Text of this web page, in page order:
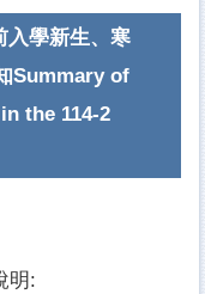
入學新生、寒
Summary of
the 114-2
明: